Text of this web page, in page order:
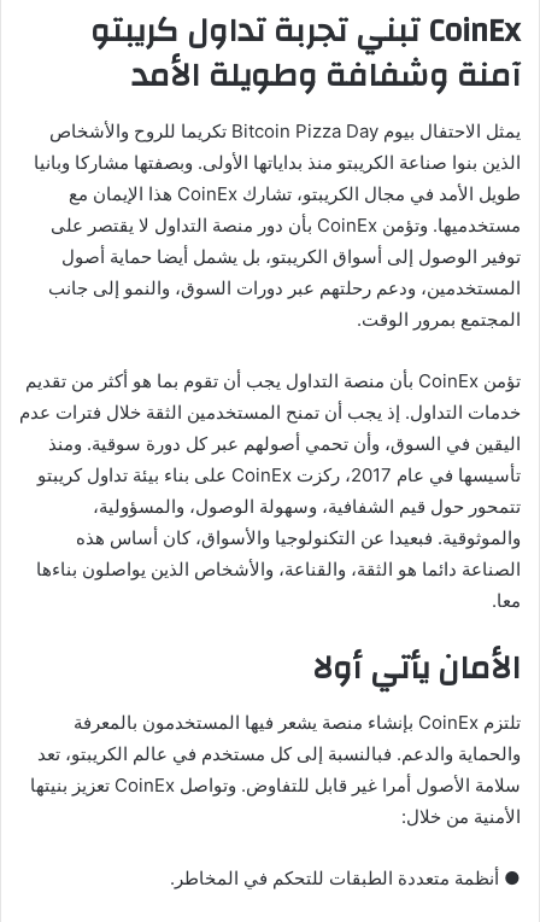
CoinEx تبني تجربة تداول كريبتو
آمنة وشفافة وطويلة الأمد
يمثل الاحتفال بيوم Bitcoin Pizza Day تكريما للروح والأشخاص
الذين بنوا صناعة الكريبتو منذ بداياتها الأولى. وبصفتها مشاركا وبانيا
طويل الأمد في مجال الكريبتو، تشارك CoinEx هذا الإيمان مع
مستخدميها. وتؤمن CoinEx بأن دور منصة التداول لا يقتصر على
توفير الوصول إلى أسواق الكريبتو، بل يشمل أيضا حماية أصول
المستخدمين، ودعم رحلتهم عبر دورات السوق، والنمو إلى جانب
المجتمع بمرور الوقت.
تؤمن CoinEx بأن منصة التداول يجب أن تقوم بما هو أكثر من تقديم
خدمات التداول. إذ يجب أن تمنح المستخدمين الثقة خلال فترات عدم
اليقين في السوق، وأن تحمي أصولهم عبر كل دورة سوقية. ومنذ
تأسيسها في عام 2017، ركزت CoinEx على بناء بيئة تداول كريبتو
تتمحور حول قيم الشفافية، وسهولة الوصول، والمسؤولية،
والموثوقية. فبعيدا عن التكنولوجيا والأسواق، كان أساس هذه
الصناعة دائما هو الثقة، والقناعة، والأشخاص الذين يواصلون بناءها
معا.
الأمان يأتي أولا
تلتزم CoinEx بإنشاء منصة يشعر فيها المستخدمون بالمعرفة
والحماية والدعم. فبالنسبة إلى كل مستخدم في عالم الكريبتو، تعد
سلامة الأصول أمرا غير قابل للتفاوض. وتواصل CoinEx تعزيز بنيتها
الأمنية من خلال:
● أنظمة متعددة الطبقات للتحكم في المخاطر.